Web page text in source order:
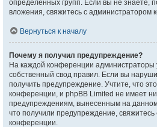
определённых групп. Если вы не знаете,
вложения, свяжитесь с администратором
Вернуться к началу
Почему я получил предупреждение?
На каждой конференции администраторы
собственный свод правил. Если вы
получить предупреждение. Учтите, что
конференции, и phpBB Limited не имеет
предупреждениям, вынесенным на
что получили предупреждение,
конференции.